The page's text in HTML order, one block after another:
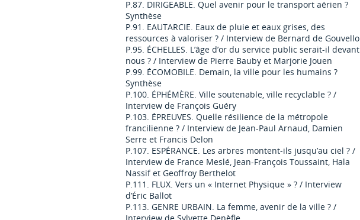
P.87. DIRIGEABLE. Quel avenir pour le transport aérien ?
Synthèse
P.91. EAUTARCIE. Eaux de pluie et eaux grises, des
ressources à valoriser ? / Interview de Bernard de Gouvello
P.95. ÉCHELLES. L’âge d’or du service public serait-il devant
nous ? / Interview de Pierre Bauby et Marjorie Jouen
P.99. ÉCOMOBILE. Demain, la ville pour les humains ?
Synthèse
P.100. ÉPHÉMÈRE. Ville soutenable, ville recyclable ? /
Interview de François Guéry
P.103. ÉPREUVES. Quelle résilience de la métropole
francilienne ? / Interview de Jean-Paul Arnaud, Damien
Serre et Francis Delon
P.107. ESPÉRANCE. Les arbres montent-ils jusqu’au ciel ? /
Interview de France Meslé, Jean-François Toussaint, Hala
Nassif et Geoffroy Berthelot
P.111. FLUX. Vers un « Internet Physique » ? / Interview
d’Éric Ballot
P.113. GENRE URBAIN. La femme, avenir de la ville ? /